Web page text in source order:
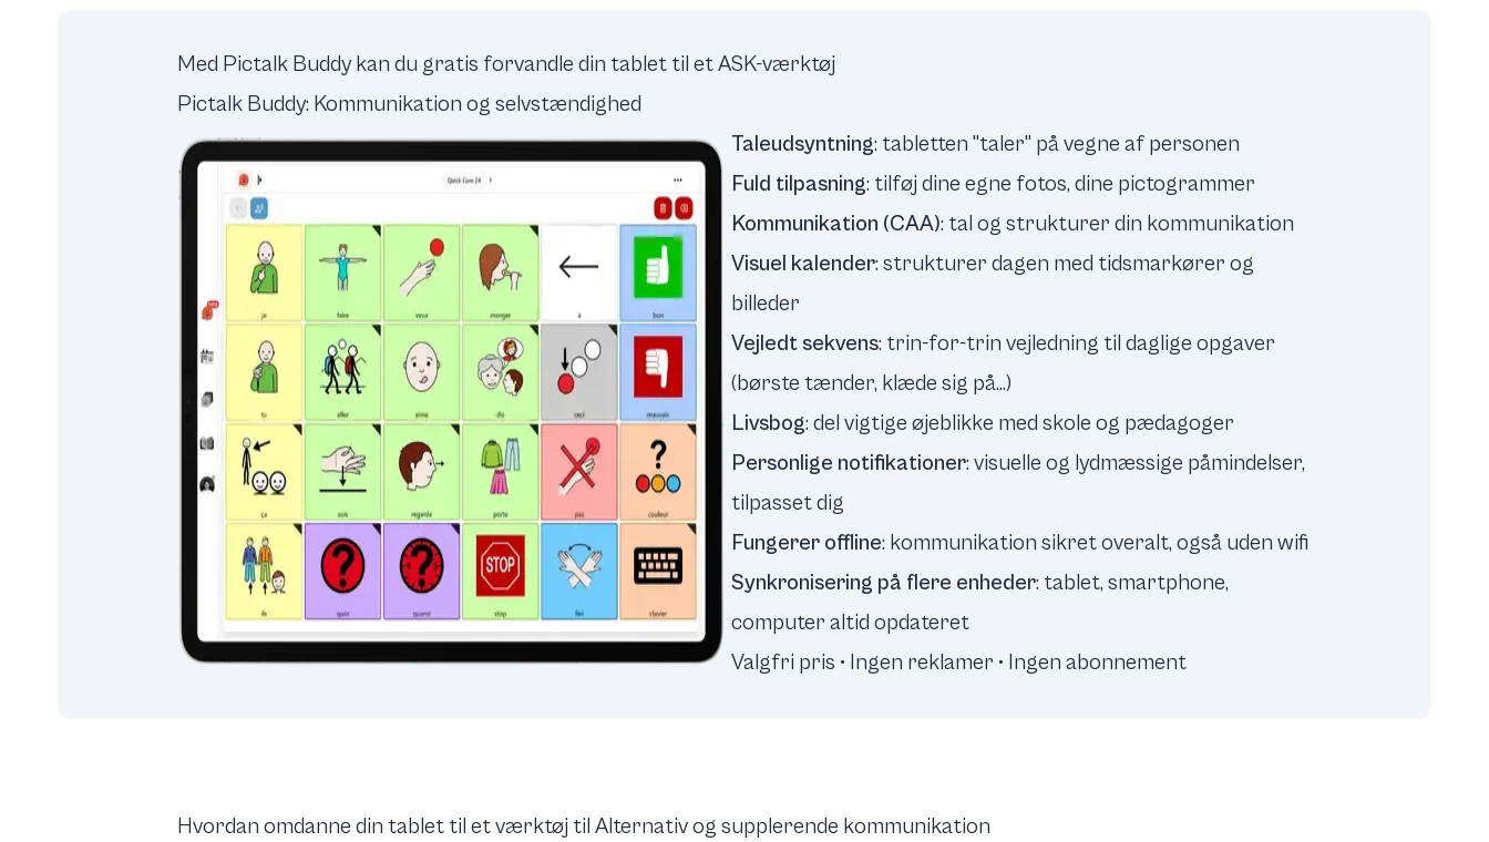
Med Pictalk Buddy kan du gratis forvandle din tablet til et ASK-værktøj
Pictalk Buddy: Kommunikation og selvstændighed
Taleudsyntning: tabletten "taler" på vegne af personen
Fuld tilpasning: tilføj dine egne fotos, dine pictogrammer
Kommunikation (CAA): tal og strukturer din kommunikation
Visuel kalender: strukturer dagen med tidsmarkører og
billeder
Vejledt sekvens: trin-for-trin vejledning til daglige opgaver
(børste tænder, klæde sig på...)
Livsbog: del vigtige øjeblikke med skole og pædagoger
Personlige notifikationer: visuelle og lydmæssige påmindelser,
tilpasset dig
Fungerer offline: kommunikation sikret overalt, også uden wifi
Synkronisering på flere enheder: tablet, smartphone,
computer altid opdateret
Valgfri pris • Ingen reklamer • Ingen abonnement
Hvordan omdanne din tablet til et værktøj til Alternativ og supplerende kommunikation